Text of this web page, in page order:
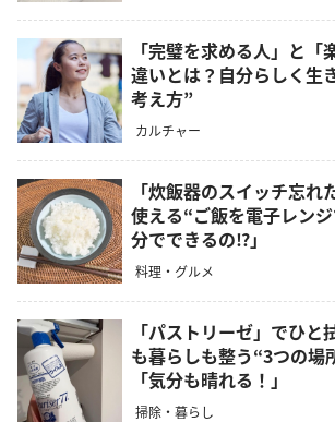
「完璧を求める人」と「
違いとは？自分らしく生
考え方”
カルチャー
「炊飯器のスイッチ忘
使える“ご飯を電子レン
分でできるの⁉︎」
料理・グルメ
「パストリーゼ」でひ
も暮らしも整う“3つの場
「気分も晴れる！」
掃除・暮らし